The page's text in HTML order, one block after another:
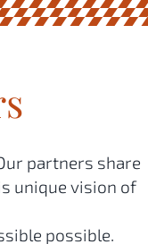
partners share
unique vision of
possible.